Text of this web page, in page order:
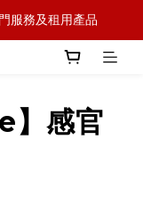
可買，彈性選擇
服務及租用產品
買，彈性選擇
】感官